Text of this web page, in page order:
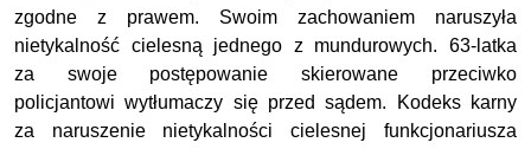
zgodne z prawem. Swoim zachowaniem naruszyła
nietykalność cielesną jednego z mundurowych. 63-latka
za swoje postępowanie skierowane przeciwko
policjantowi wytłumaczy się przed sądem. Kodeks karny
za naruszenie nietykalności cielesnej funkcjonariusza